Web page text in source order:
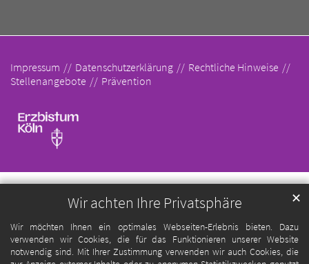
Wir achten Ihre Privatsphäre
Wir möchten Ihnen ein optimales Webseiten-Erlebnis bieten. Dazu
verwenden wir Cookies, die für das Funktionieren unserer Website
notwendig sind. Mit Ihrer Zustimmung verwenden wir auch Cookies, die
✕
Impressum Datenschutzerklärung
Rechtliche Hinweise
Stellenangebote
Prävention